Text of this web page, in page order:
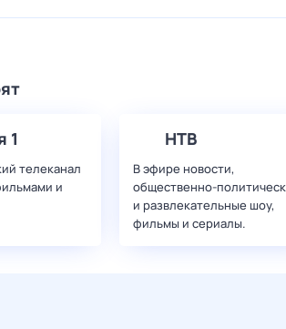
1
телеканал
и
НТВ
В эфире новости,
общественно-
и развлекательные шоу,
фильмы и сериалы.